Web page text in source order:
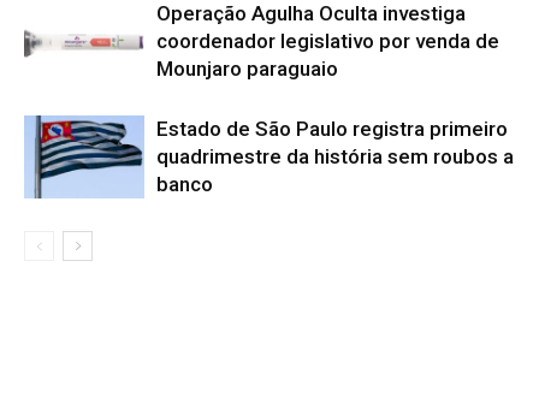
Operação Agulha Oculta investiga
coordenador legislativo por venda de
Mounjaro paraguaio
Estado de São Paulo registra primeiro
quadrimestre da história sem roubos a
banco